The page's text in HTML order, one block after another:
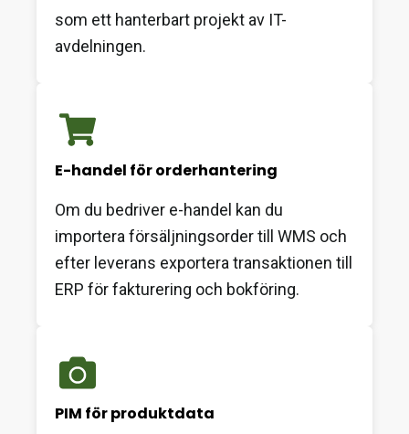
som ett hanterbart projekt av IT-
avdelningen.
E-handel för orderhantering
Om du bedriver e-handel kan du
importera försäljningsorder till WMS och
efter leverans exportera transaktionen till
ERP för fakturering och bokföring.
PIM för produktdata